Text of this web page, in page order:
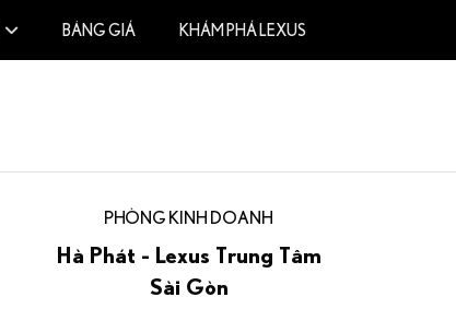
BẢNG GIÁ KHÁM PHÁ LEXUS
PHÒNG KINH DOANH
Hà Phát - Lexus Trung Tâm
Sài Gòn